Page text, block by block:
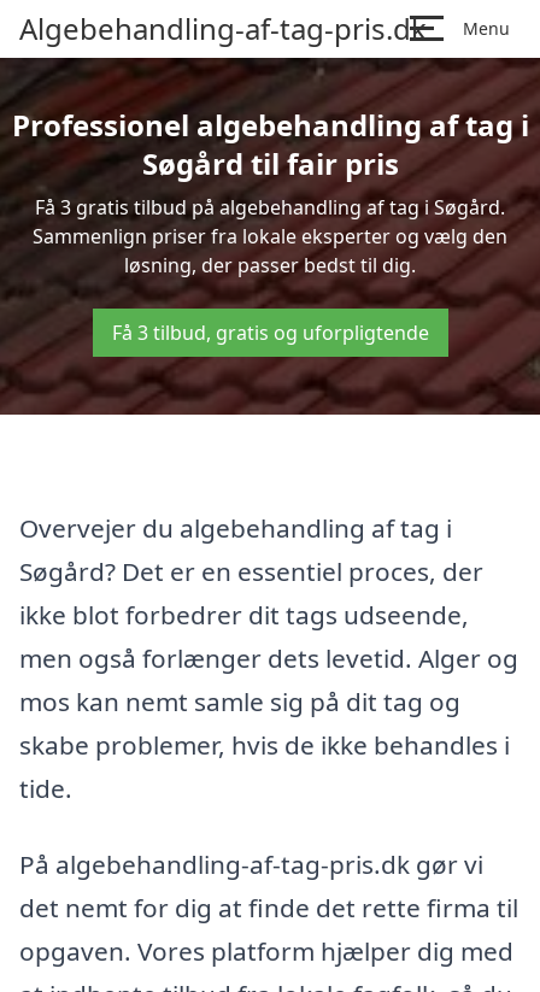
Algebehandling-af-tag-pris.dk Menu
Professionel algebehandling af tag i
Søgård til fair pris
Få 3 gratis tilbud på algebehandling af tag i Søgård.
Sammenlign priser fra lokale eksperter og vælg den
løsning, der passer bedst til dig.
Få 3 tilbud, gratis og uforpligtende
Overvejer du algebehandling af tag i
Søgård? Det er en essentiel proces, der
ikke blot forbedrer dit tags udseende,
men også forlænger dets levetid. Alger og
mos kan nemt samle sig på dit tag og
skabe problemer, hvis de ikke behandles i
tide.
På algebehandling-af-tag-pris.dk gør vi
det nemt for dig at finde det rette firma til
opgaven. Vores platform hjælper dig med